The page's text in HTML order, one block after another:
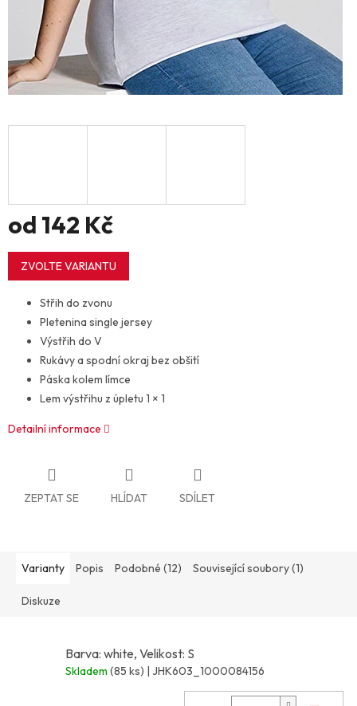
od 142 Kč
Měrná
cena:
ZVOLTE VARIANTU
Střih do zvonu
Pletenina single jersey
Výstřih do V
Rukávy a spodní okraj bez obšití
Páska kolem límce
Lem výstřihu z úpletu 1 × 1
Detailní informace
ZEPTAT SE HLÍDAT SDÍLET
Varianty Popis Podobné (12) Související soubory (1)
Diskuze
Barva: white, Velikost: S
Skladem (85 ks) | JHK603_1000084156